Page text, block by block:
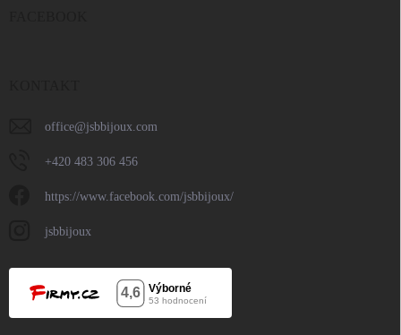
office@jsbbijoux.com
+420 483 306 456
https://www.facebook.com/jsbbijoux/
jsbbijoux